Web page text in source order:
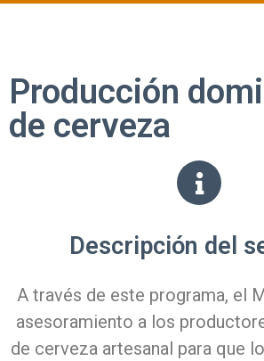
Producción
de cerveza
Descripción del
A través de este programa, el
asesoramiento a los
de cerveza artesanal para que